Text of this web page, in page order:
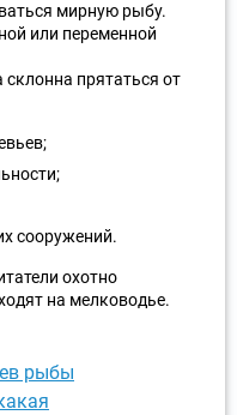
мирную рыбу.
или переменной
прятаться от
сооружений.
охотно
на мелководье.
рыбы